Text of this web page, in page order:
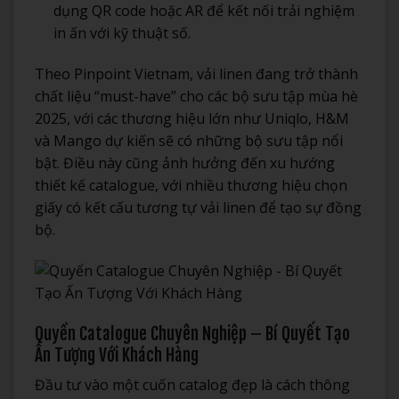
dụng QR code hoặc AR để kết nối trải nghiệm
in ấn với kỹ thuật số.
Theo Pinpoint Vietnam, vải linen đang trở thành
chất liệu “must-have” cho các bộ sưu tập mùa hè
2025, với các thương hiệu lớn như Uniqlo, H&M
và Mango dự kiến sẽ có những bộ sưu tập nổi
bật. Điều này cũng ảnh hưởng đến xu hướng
thiết kế catalogue, với nhiều thương hiệu chọn
giấy có kết cấu tương tự vải linen để tạo sự đồng
bộ.
Quyển Catalogue Chuyên Nghiệp – Bí Quyết Tạo
Ấn Tượng Với Khách Hàng
Đầu tư vào một cuốn catalog đẹp là cách thông